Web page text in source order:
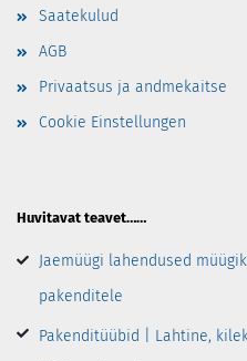
Saatekulud
AGB
Privaatsus ja andmekaitse
Cookie Einstellungen
Huvitavat teavet……
Jaemüügi lahendused
pakenditele
Pakenditüübid | Lahtine,